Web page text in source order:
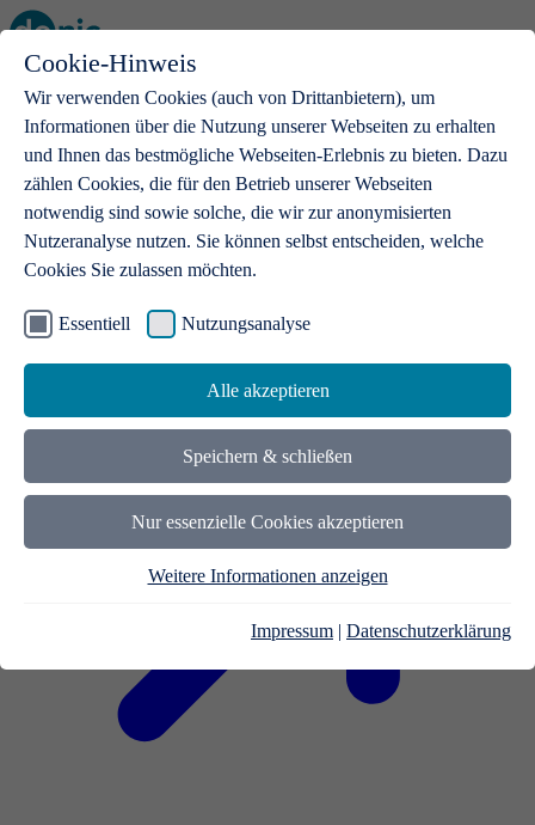
Cookie-Hinweis
Wir verwenden Cookies (auch von Drittanbietern), um
Informationen über die Nutzung unserer Webseiten zu erhalten
und Ihnen das bestmögliche Webseiten-Erlebnis zu bieten. Dazu
zählen Cookies, die für den Betrieb unserer Webseiten
notwendig sind sowie solche, die wir zur anonymisierten
Nutzeranalyse nutzen. Sie können selbst entscheiden, welche
Cookies Sie zulassen möchten.
Essentiell Nutzungsanalyse
Alle akzeptieren
Speichern & schließen
Nur essenzielle Cookies akzeptieren
Weitere Informationen anzeigen
Impressum | Datenschutzerklärung
Open main menu
.de-Domains
Mit einer .de-Domain erhalten Ideen eine Bühne